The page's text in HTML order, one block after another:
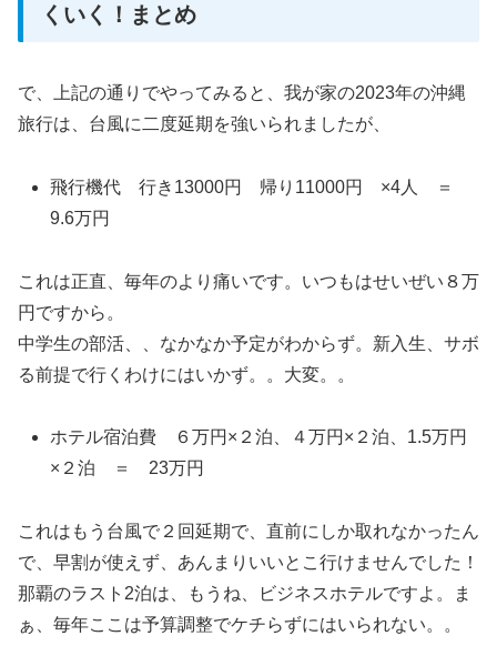
くいく！まとめ
で、上記の通りでやってみると、我が家の2023年の沖縄
旅行は、台風に二度延期を強いられましたが、
飛行機代 行き13000円 帰り11000円 ×4人 ＝
9.6万円
これは正直、毎年のより痛いです。いつもはせいぜい８万
円ですから。
中学生の部活、、なかなか予定がわからず。新入生、サボ
る前提で行くわけにはいかず。。大変。。
ホテル宿泊費 ６万円×２泊、４万円×２泊、1.5万円
×２泊 ＝ 23万円
これはもう台風で２回延期で、直前にしか取れなかったん
で、早割が使えず、あんまりいいとこ行けませんでした！
那覇のラスト2泊は、もうね、ビジネスホテルですよ。ま
ぁ、毎年ここは予算調整でケチらずにはいられない。。